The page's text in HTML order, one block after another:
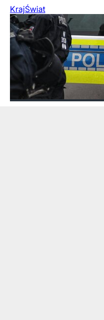
KrajŚwiat